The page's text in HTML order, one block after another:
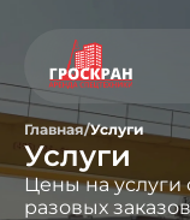
Главная/Услуги
Услуги
Цены на услуги
разовых